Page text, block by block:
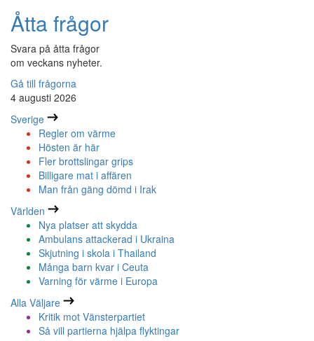
Åtta frågor
Svara på åtta frågor
om veckans nyheter.
Gå till frågorna
4 augusti 2026
Sverige
Regler om värme
Hösten är här
Fler brottslingar grips
Billigare mat i affären
Man från gäng dömd i Irak
Världen
Nya platser att skydda
Ambulans attackerad i Ukraina
Skjutning i skola i Thailand
Många barn kvar i Ceuta
Varning för värme i Europa
Alla Väljare
Kritik mot Vänsterpartiet
Så vill partierna hjälpa flyktingar